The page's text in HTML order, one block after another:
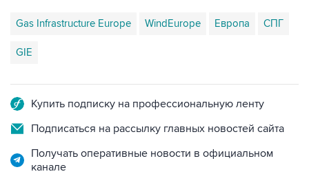
Gas Infrastructure Europe WindEurope Европа СПГ
GIE
Купить подписку на профессиональную ленту
Подписаться на рассылку главных новостей сайта
Получать оперативные новости в официальном
канале